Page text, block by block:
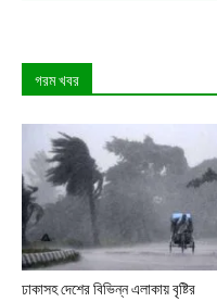
গরম খবর
ঢাকাসহ দেশের বিভিন্ন এলাকায় বৃষ্টির